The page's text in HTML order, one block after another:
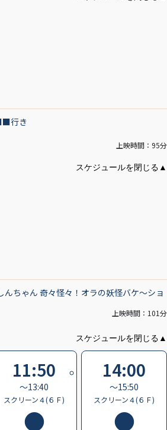
行き
上映時間：95分
んちゃん 奇々怪々！オラの妖怪バケ～ショ
上映時間：101分
11:50
〜13:40
スクリーン４(６Ｆ)
14:00
〜15:50
スクリーン４(６Ｆ)